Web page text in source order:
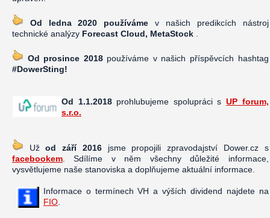
Od ledna 2020 používáme v našich predikcích nástroj
technické analýzy Forecast Cloud, MetaStock
Od prosince 2018používáme v našich příspěvcích hashtag
#DowerSting!
Od 1.1.2018prohlubujeme spolupráci sUP forum,
s.r.o.
Užod září 2016jsme propojili zpravodajství Dower.cz s
facebookem . Sdílíme v něm všechny důležité informace,
vysvětlujeme naše stanoviska a doplňujeme aktuální informace.
Informace o termínech VH a výších dividend najdete na
FIO